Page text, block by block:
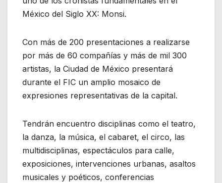
México del Siglo XX: Monsi.
Con más de 200 presentaciones a realizarse
por más de 60 compañías y más de mil 300
artistas, la Ciudad de México presentará
durante el FIC un amplio mosaico de
expresiones representativas de la capital.
Tendrán encuentro disciplinas como el teatro,
la danza, la música, el cabaret, el circo, las
multidisciplinas, espectáculos para calle,
exposiciones, intervenciones urbanas, asaltos
musicales y poéticos, conferencias